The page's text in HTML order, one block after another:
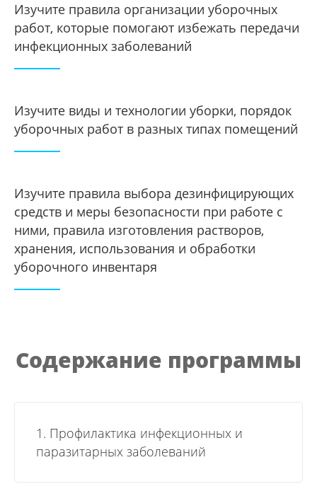
Изучите правила организации уборочных
работ, которые помогают избежать передачи
инфекционных заболеваний
Изучите виды и технологии уборки, порядок
уборочных работ в разных типах помещений
Изучите правила выбора дезинфицирующих
средств и меры безопасности при работе с
ними, правила изготовления растворов,
хранения, использования и обработки
уборочного инвентаря
Содержание программы
1. Профилактика инфекционных и
паразитарных заболеваний